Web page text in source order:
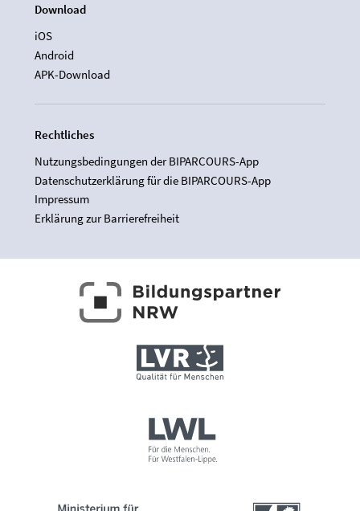
Download
iOS
Android
APK-Download
Rechtliches
Nutzungsbedingungen der BIPARCOURS-App
Datenschutzerklärung für die BIPARCOURS-App
Impressum
Erklärung zur Barrierefreiheit